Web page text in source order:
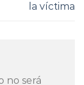
la víctima
no será